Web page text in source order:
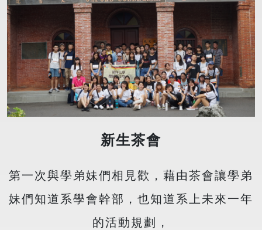
新生茶會
第一次與學弟妹們相見歡，藉由茶會讓學弟
妹們知道系學會幹部，也知道系上未來一年
的活動規劃，